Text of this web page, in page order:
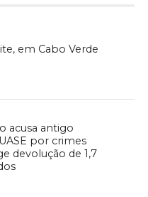
em Cabo Verde
acusa antigo
por crimes
devolução de 1,7